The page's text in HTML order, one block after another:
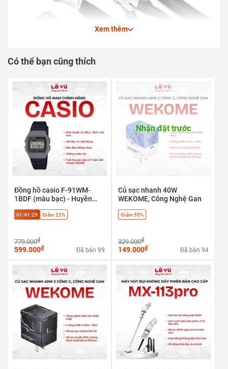
Mô tả sản phẩm:
Kích thước hộp sản phẩm: 274 x 175 x 40mm
Chất liệu: thép, nhựa
Bộ sản phẩm gồm 4 món dụng cụ cơ bản:
Kìm
Cờ lê
Xem thêm
Có thể bạn cũng thích
Đồng hồ casio F-91WM-
1BDF (màu bạc) - Huyền
Retro
01:41:29 Giảm 23%
779.000₫
599.000₫ Đã bán 99
Nhận đặt trước
Củ sạc nhanh 40W
WEKOME, Công Nghệ Gan
Giảm 55%
329.000₫
149.000₫ Đã bán 94